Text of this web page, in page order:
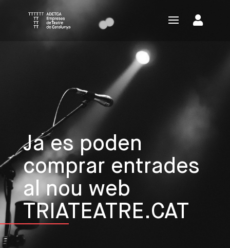
Ja es poden
comprar entrades
al nou web
TRIATEATRE.CAT